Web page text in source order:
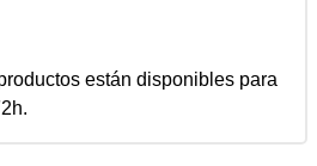
están disponibles para